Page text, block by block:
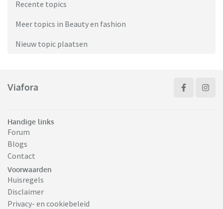
Recente topics
Meer topics in Beauty en fashion
Nieuw topic plaatsen
Viafora
Handige links
Forum
Blogs
Contact
Voorwaarden
Huisregels
Disclaimer
Privacy- en cookiebeleid